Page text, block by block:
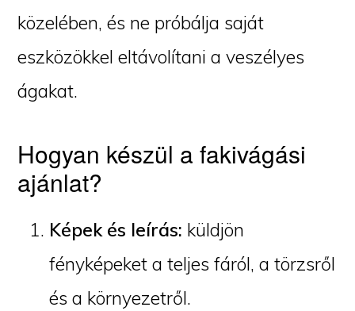
közelében, és ne próbálja saját
eszközökkel eltávolítani a veszélyes
ágakat.
Hogyan készül a fakivágási
ajánlat?
Képek és leírás: küldjön
fényképeket a teljes fáról, a törzsről
és a környezetről.